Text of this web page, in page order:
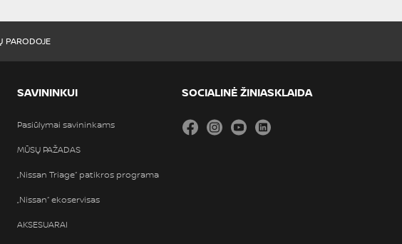
PARODOJE
SAVININKUI
Pasiūlymai savininkams
MŪSŲ PAŽADAS
„Nissan Triage“ patikros programa
„Nissan“ ekoservisas
AKSESUARAI
SOCIALINĖ ŽINIASKLAIDA
Facebook
Instagram
YouTube